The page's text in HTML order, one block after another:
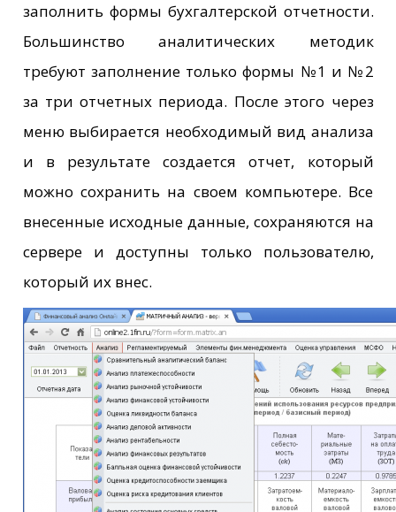
заполнить формы бухгалтерской отчетности.
Большинство аналитических методик
требуют заполнение только формы №1 и №2
за три отчетных периода. После этого через
меню выбирается необходимый вид анализа
и в результате создается отчет, который
можно сохранить на своем компьютере. Все
внесенные исходные данные, сохраняются на
сервере и доступны только пользователю,
который их внес.